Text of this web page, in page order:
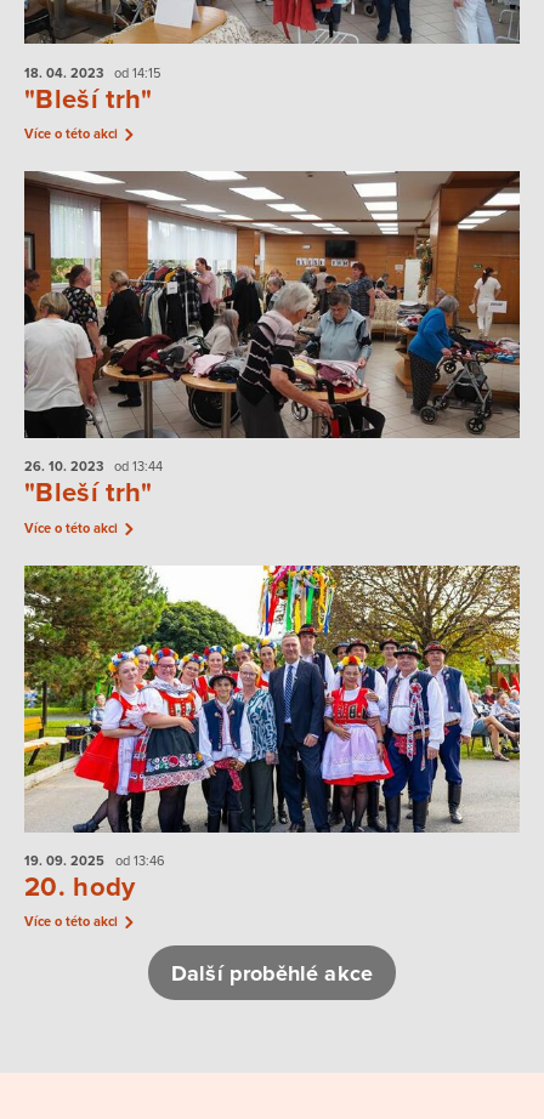
18. 04. 2023 od 14:15
"Bleší trh"
Více o této akci
26. 10. 2023 od 13:44
"Bleší trh"
Více o této akci
19. 09. 2025 od 13:46
20. hody
Více o této akci
Další proběhlé akce